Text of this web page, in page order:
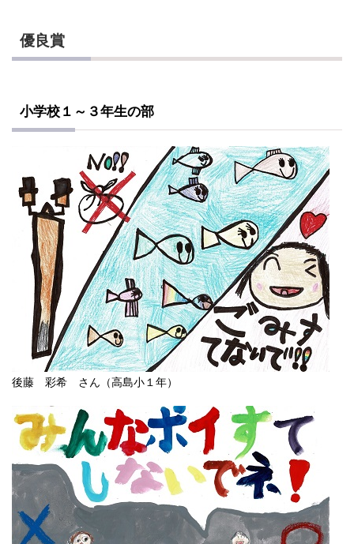
優良賞
小学校１～３年生の部
後藤 彩希 さん（高島小１年）